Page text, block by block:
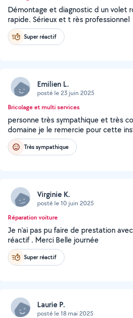
Démontage et diagnostic d un volet
rapide. Sérieux et t rès professionnel
Super réactif
Emilien L.
posté le 23 juin 2025
Bricolage et multi services
personne très sympathique et très
domaine je le remercie pour cette
Très sympathique
Virginie K.
posté le 10 juin 2025
Réparation voiture
Je n'ai pas pu faire de prestation
réactif . Merci Belle journée
Super réactif
Laurie P.
posté le 18 mai 2025